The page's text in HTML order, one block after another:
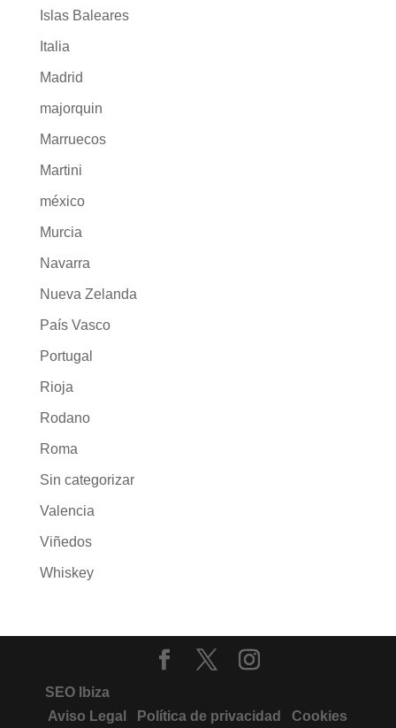
Islas Baleares
Italia
Madrid
majorquin
Marruecos
Martini
méxico
Murcia
Navarra
Nueva Zelanda
País Vasco
Portugal
Rioja
Rodano
Roma
Sin categorizar
Valencia
Viñedos
Whiskey
SEO Ibiza
Aviso Legal
Política de privacidad Cookies